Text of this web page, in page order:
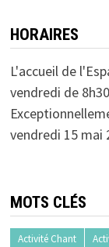
HORAIRES
L'accueil de
vendredi de
vendredi 15 mai
MOTS CLÉS
Activité Chant